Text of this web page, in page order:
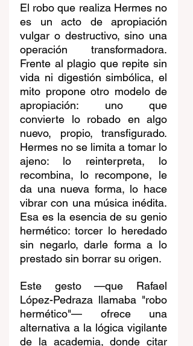
El robo que realiza Hermes no
es un acto de apropiación
vulgar o destructivo, sino una
operación transformadora.
Frente al plagio que repite sin
vida ni digestión simbólica, el
mito propone otro modelo de
apropiación: uno que
convierte lo robado en algo
nuevo, propio, transfigurado.
Hermes no se limita a tomar lo
ajeno: lo reinterpreta, lo
recombina, lo recompone, le
da una nueva forma, lo hace
vibrar con una música inédita.
Esa es la esencia de su genio
hermético: torcer lo heredado
sin negarlo, darle forma a lo
prestado sin borrar su origen.
Este gesto —que Rafael
López-Pedraza llamaba "robo
hermético"— ofrece una
alternativa a la lógica vigilante
de la academia, donde citar